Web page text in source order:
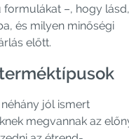
formulákat –, hogy lásd,
és milyen minőségi
előtt.
jól ismert
megvannak az